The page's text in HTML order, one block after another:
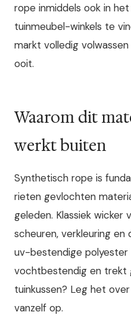
rope inmiddels ook in
tuinmeubel-winkels te
markt volledig
ooit.
Waarom dit
werkt buiten
Synthetisch rope is
rieten gevlochten
geleden. Klassiek
scheuren, verkleuring en
uv-bestendige polyester
vochtbestendig en trekt
tuinkussen? Leg het
vanzelf op.